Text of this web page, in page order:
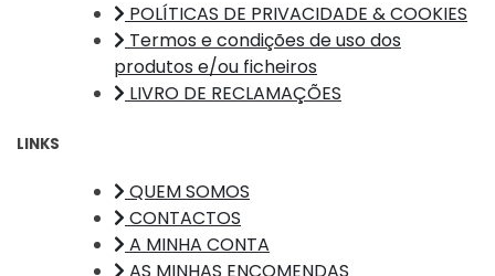
POLÍTICAS DE PRIVACIDADE & COOKIES
Termos e condições de uso dos
produtos e/ou ficheiros
LIVRO DE RECLAMAÇÕES
LINKS
QUEM SOMOS
CONTACTOS
A MINHA CONTA